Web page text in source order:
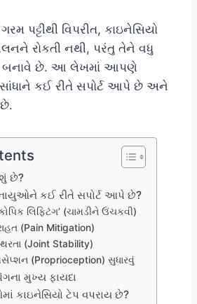
પટ્ટીથી વિપરીત, કાઇનેસિયો
રોકતી નથી, પરંતુ તેને વધુ
બનાવે છે. આ લેખમાં આપણે
કઈ રીતે સપોર્ટ આપે છે અને
છે?
કઈ રીતે સપોર્ટ આપે છે?
લિફ્ટિંગ’ (ચામડીને ઉંચકવી)
(Pain Mitigation)
(Joint Stability)
(Proprioception) સુધારવું
મુખ્ય ફાયદા
કાઇનેસિયો ટેપ વપરાય છે?